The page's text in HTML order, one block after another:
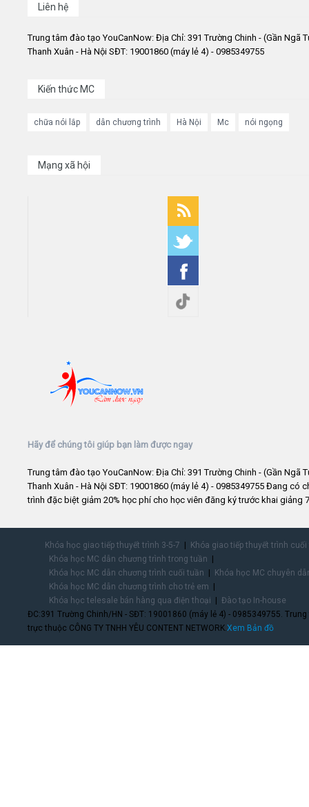
Liên hệ
Trung tâm đào tạo YouCanNow: Địa Chỉ: 391 Trường Chinh - (Gần Ngã
Thanh Xuân - Hà Nội SĐT: 19001860 (máy lẻ 4) - 0985349755
Kiến thức MC
chữa nói lắp dẫn chương trình Hà Nội Mc nói ngọng
Mạng xã hội
Hãy để chúng tôi giúp bạn làm được ngay
Trung tâm đào tạo YouCanNow: Địa Chỉ: 391 Trường Chinh - (Gần Ngã
Thanh Xuân - Hà Nội SĐT: 19001860 (máy lẻ 4) - 0985349755 Đang có
trình đặc biệt giảm 20% học phí cho học viên đăng ký trước khai giảng
Khóa học giao tiếp thuyết trình 3-5-7
Khóa giao tiếp thuyết trình
Khóa học MC dẫn chương trình trong tuần
Khóa học MC dẫn chương trình cuối tuần
Khóa học MC chuyên
Khóa học MC dẫn chương trình cho trẻ em
Khóa học telesale bán hàng qua điện thoại
Đào tạo In-house
ĐC:391 Trường Chinh/HN - SĐT: 19001860 (máy lẻ 4) - 0985349755.
trực thuộc CÔNG TY TNHH YÊU CONTENT NETWORK.Xem Bản đồ